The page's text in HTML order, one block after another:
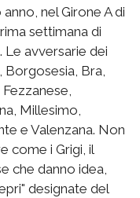
nel Girone A di
settimana di
avversarie dei
Borgosesia, Bra,
Millesimo,
e Valenzana. Non
come i Grigi, il
che danno idea,
designate del